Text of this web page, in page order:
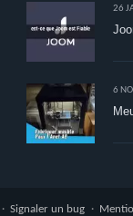
26
6
Signaler un bug